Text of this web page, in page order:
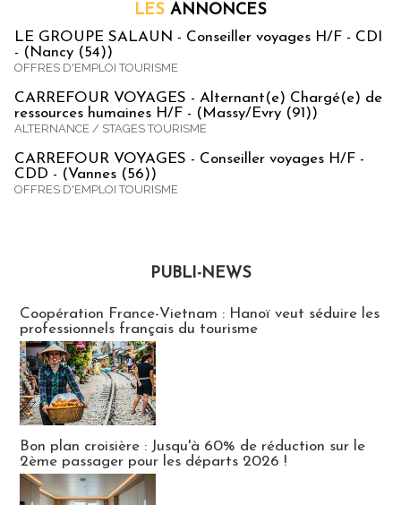
LES ANNONCES
LE GROUPE SALAUN - Conseiller voyages H/F - CDI
- (Nancy (54))
OFFRES D'EMPLOI TOURISME
CARREFOUR VOYAGES - Alternant(e) Chargé(e) de
ressources humaines H/F - (Massy/Evry (91))
ALTERNANCE / STAGES TOURISME
CARREFOUR VOYAGES - Conseiller voyages H/F -
CDD - (Vannes (56))
OFFRES D'EMPLOI TOURISME
PUBLI-NEWS
Coopération France-Vietnam : Hanoï veut séduire les
professionnels français du tourisme
Bon plan croisière : Jusqu'à 60% de réduction sur le
2ème passager pour les départs 2026 !